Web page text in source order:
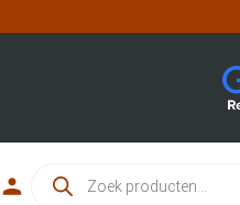
Producten
zoeken